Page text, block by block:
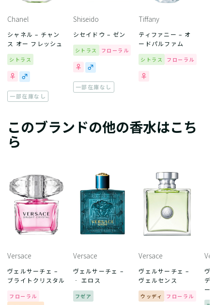
Chanel
シャネル – チャン
ス オー フレッシュ
シトラス
一部在庫なし
Shiseido
シセイドウ – ゼン
シトラス フローラル
一部在庫なし
Tiffany
ティファニー – オ
ードパルファム
シトラス フローラル
このブランドの他の香水はこち
ら
Versace
ヴェルサーチェ –
ブライトクリスタル
フローラル
Versace
ヴェルサーチェ –
‐ エロス
フゼア
Versace
ヴェルサーチェ –
ヴェルセンス
ウッディ フローラル
ヴ
デ
ー